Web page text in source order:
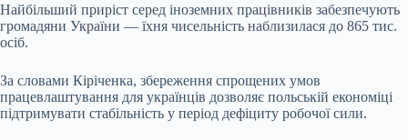
Найбільший приріст серед іноземних працівників забезпечують
громадяни України — їхня чисельність наблизилася до 865 тис.
осіб.
За словами Кіріченка, збереження спрощених умов
працевлаштування для українців дозволяє польській економіці
підтримувати стабільність у період дефіциту робочої сили.